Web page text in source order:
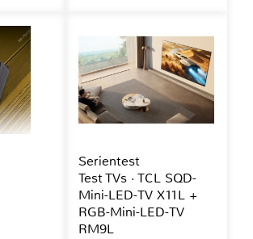
Serientest
Test TVs · TCL SQD-
Mini-LED-TV X11L +
RGB-Mini-LED-TV
RM9L